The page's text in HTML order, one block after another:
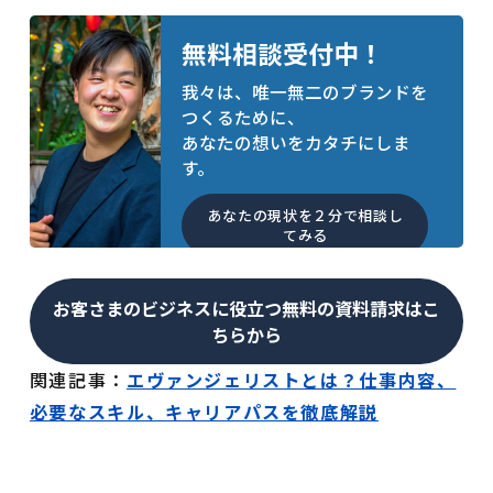
無料相談受付中！
我々は、唯一無二のブランドを
つくるために、
あなたの想いをカタチにしま
す。
あなたの現状を２分で相談し
てみる
お客さまのビジネスに役立つ無料の資料請求はこ
ちらから
関連記事： エヴァンジェリストとは？仕事内容、
必要なスキル、キャリアパスを徹底解説